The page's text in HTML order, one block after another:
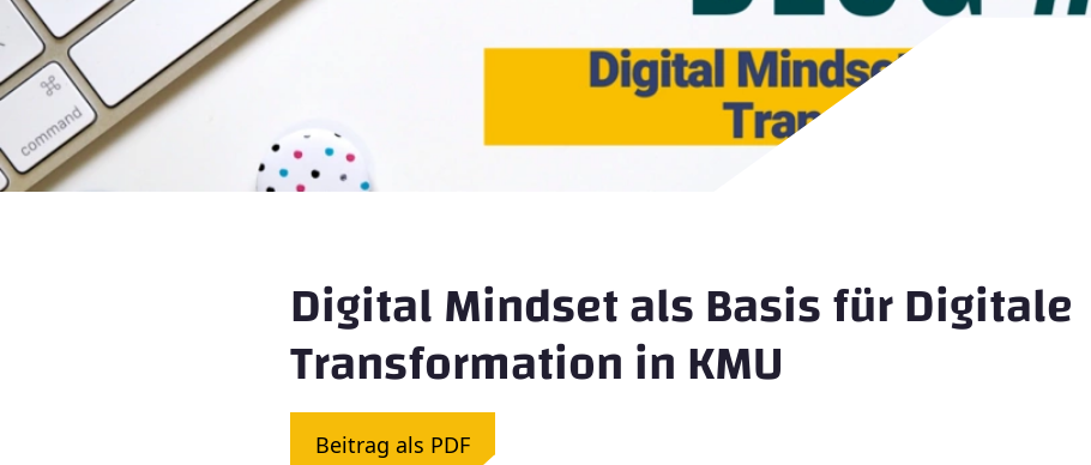
Digital Mindset als Basis für Digitale
Transformation in KMU
Beitrag als PDF